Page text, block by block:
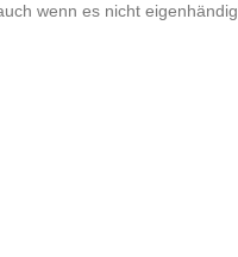
wenn es nicht eigenhändig